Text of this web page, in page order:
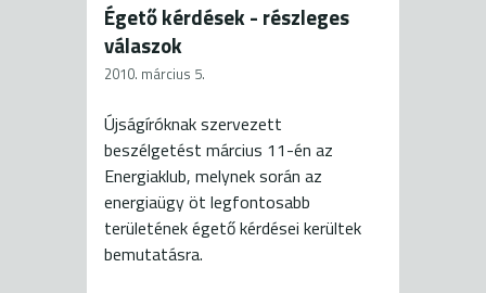
Égető kérdések - részleges
válaszok
2010. március 5.
Újságíróknak szervezett
beszélgetést március 11-én az
Energiaklub, melynek során az
energiaügy öt legfontosabb
területének égető kérdései kerültek
bemutatásra.